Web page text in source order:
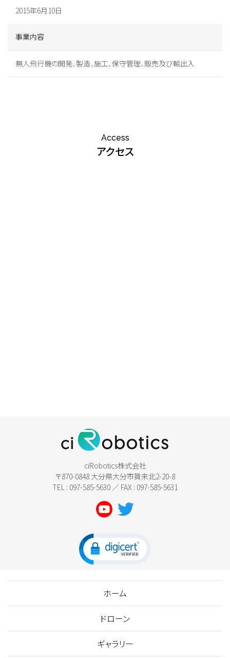
2015年6月10日
事業内容
無人飛行機の開発、製造、施工、保守管理、販売及び輸出入
Access
アクセス
ciRobotics株式会社
〒870-0848 大分県大分市賀来北2-20-8
TEL : 097-585-5630 ／ FAX : 097-585-5631
ホーム
ドローン
ギャラリー